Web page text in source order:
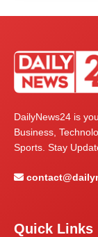
DailyNews24 is
Business,
Sports. Stay
Quick Links